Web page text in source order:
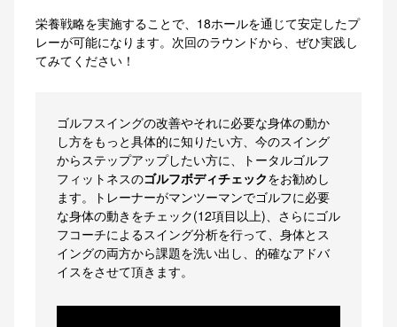
栄養戦略を実施することで、18ホールを通じて安定したプ
レーが可能になります。次回のラウンドから、ぜひ実践し
てみてください！
ゴルフスイングの改善やそれに必要な身体の動か
し方をもっと具体的に知りたい方、今のスイング
からステップアップしたい方に、トータルゴルフ
フィットネスのゴルフボディチェックをお勧めし
ます。トレーナーがマンツーマンでゴルフに必要
な身体の動きをチェック(12項目以上)、さらにゴル
フコーチによるスイング分析を行って、身体とス
イングの両方から課題を洗い出し、的確なアドバ
イスをさせて頂きます。